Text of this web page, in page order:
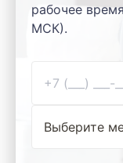
рабочее
МСК).